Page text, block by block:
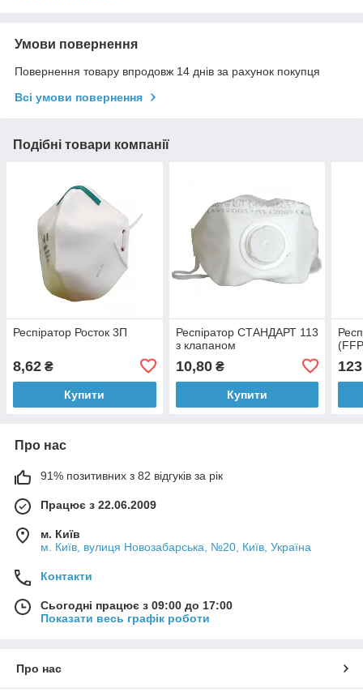
Умови повернення
Повернення товару впродовж 14 днів за рахунок покупця
Всі умови повернення
Подібні товари компанії
Респіратор Росток 3П
8,62 ₴
Купити
Респіратор СТАНДАРТ 113
з клапаном
10,80₴
Купити
123
Про нас
91% позитивних з 82 відгуків за рік
Працює з 22.06.2009
м. Київ
м. Київ, вулиця Новозабарська, №20, Київ, Україна
Контакти
Сьогодні працює з 09:00 до 17:00
Показати весь графік роботи
Про нас